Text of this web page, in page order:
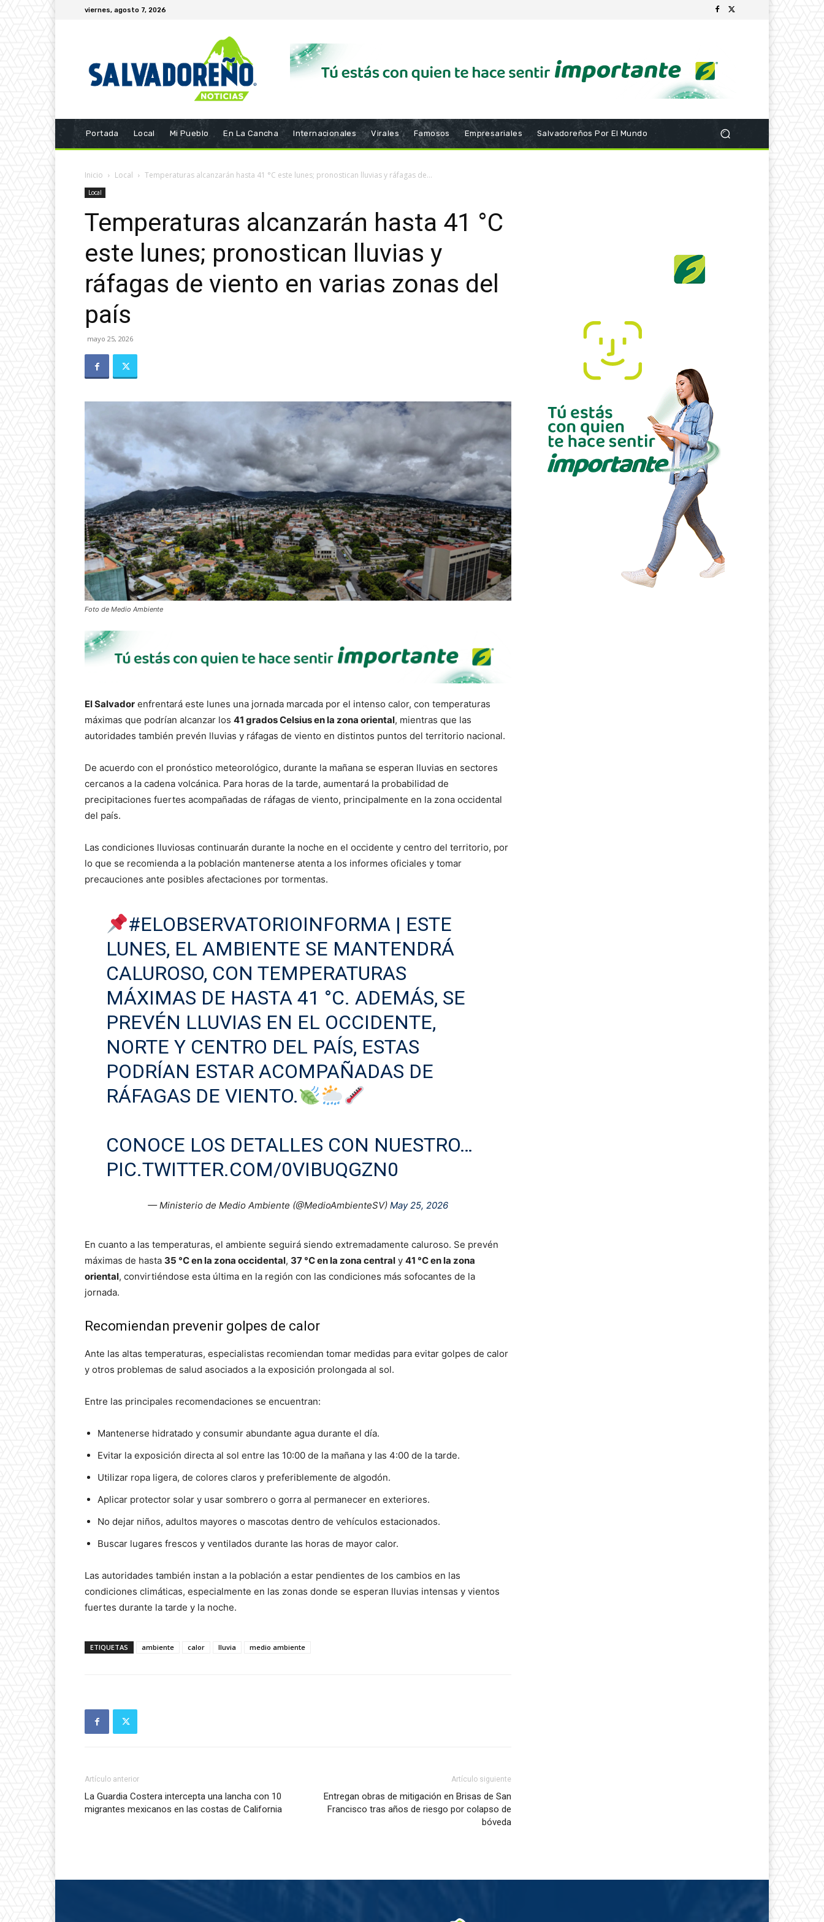
viernes, agosto 7, 2026
Portada Local Mi Pueblo En La Cancha Internacionales Virales Famosos Empresariales Salvadoreños Por El Mundo
Inicio Local Temperaturas alcanzarán hasta 41 °C este lunes; pronostican lluvias y ráfagas de...
Local
Temperaturas alcanzarán hasta 41 °C
este lunes; pronostican lluvias y
ráfagas de viento en varias zonas del
país
mayo 25, 2026
Foto de Medio Ambiente
El Salvador enfrentará este lunes una jornada marcada por el intenso calor, con temperaturas
máximas que podrían alcanzar los 41 grados Celsius en la zona oriental, mientras que las
autoridades también prevén lluvias y ráfagas de viento en distintos puntos del territorio nacional.
De acuerdo con el pronóstico meteorológico, durante la mañana se esperan lluvias en sectores
cercanos a la cadena volcánica. Para horas de la tarde, aumentará la probabilidad de
precipitaciones fuertes acompañadas de ráfagas de viento, principalmente en la zona occidental
del país.
Las condiciones lluviosas continuarán durante la noche en el occidente y centro del territorio, por
lo que se recomienda a la población mantenerse atenta a los informes oficiales y tomar
precauciones ante posibles afectaciones por tormentas.
#ELOBSERVATORIOINFORMA | ESTE
LUNES, EL AMBIENTE SE MANTENDRÁ
CALUROSO, CON TEMPERATURAS
MÁXIMAS DE HASTA 41 °C. ADEMÁS, SE
PREVÉN LLUVIAS EN EL OCCIDENTE,
NORTE Y CENTRO DEL PAÍS, ESTAS
PODRÍAN ESTAR ACOMPAÑADAS DE
RÁFAGAS DE VIENTO.
CONOCE LOS DETALLES CON NUESTRO…
PIC.TWITTER.COM/0VIBUQGZN0
— Ministerio de Medio Ambiente (@MedioAmbienteSV) May 25, 2026
En cuanto a las temperaturas, el ambiente seguirá siendo extremadamente caluroso. Se prevén
máximas de hasta 35 °C en la zona occidental, 37 °C en la zona central y 41 °C en la zona
oriental, convirtiéndose esta última en la región con las condiciones más sofocantes de la
jornada.
Recomiendan prevenir golpes de calor
Ante las altas temperaturas, especialistas recomiendan tomar medidas para evitar golpes de calor
y otros problemas de salud asociados a la exposición prolongada al sol.
Entre las principales recomendaciones se encuentran:
Mantenerse hidratado y consumir abundante agua durante el día.
Evitar la exposición directa al sol entre las 10:00 de la mañana y las 4:00 de la tarde.
Utilizar ropa ligera, de colores claros y preferiblemente de algodón.
Aplicar protector solar y usar sombrero o gorra al permanecer en exteriores.
No dejar niños, adultos mayores o mascotas dentro de vehículos estacionados.
Buscar lugares frescos y ventilados durante las horas de mayor calor.
Las autoridades también instan a la población a estar pendientes de los cambios en las
condiciones climáticas, especialmente en las zonas donde se esperan lluvias intensas y vientos
fuertes durante la tarde y la noche.
ETIQUETAS ambiente calor lluvia medio ambiente
Artículo anterior
La Guardia Costera intercepta una lancha con 10
migrantes mexicanos en las costas de California
Artículo siguiente
Entregan obras de mitigación en Brisas de San
Francisco tras años de riesgo por colapso de
bóveda